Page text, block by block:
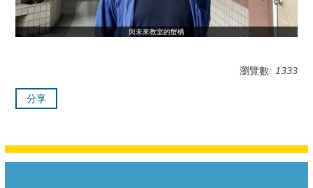
與未來教室的蟹構
瀏覽數: 1333
分享